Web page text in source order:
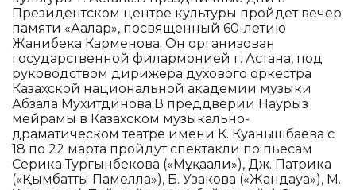
Президентском центре культуры пройдет вечер
памяти «Ағалар», посвященный 60-летию
Жанибека Карменова. Он организован
государственной филармонией г. Астана, под
руководством дирижера духового оркестра
Казахской национальной академии музыки
Абзала Мухитдинова.В преддверии Наурыз
мейрамы в Казахском музыкально-
драматическом театре имени К. Куанышбаева с
18 по 22 марта пройдут спектакли по пьесам
Серика Тургынбекова («Мұқағали»), Дж. Патрика
(«Қымбатты Памелла»), Б. Узакова («Жандауа»), М.